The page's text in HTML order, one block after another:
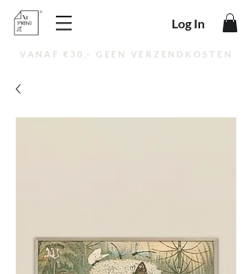
Log In
VANAF €30,- GEEN VERZENDKOSTEN